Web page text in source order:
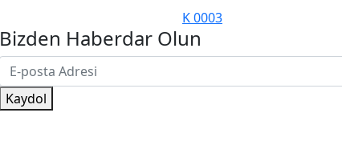
K 0003
Bizden Haberdar Olun
Kaydol